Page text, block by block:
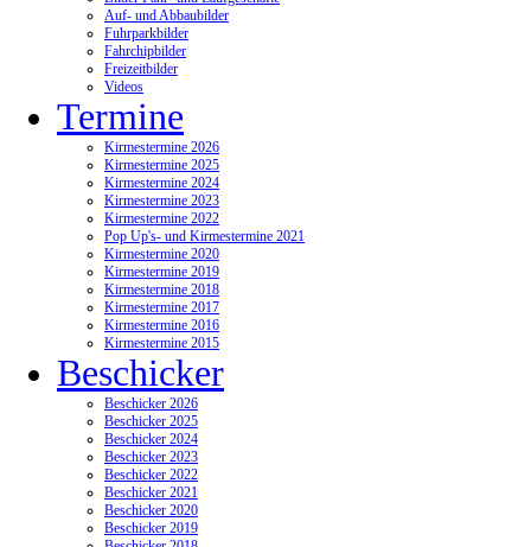
Auf- und Abbaubilder
Fuhrparkbilder
Fahrchipbilder
Freizeitbilder
Videos
Termine
Kirmestermine 2026
Kirmestermine 2025
Kirmestermine 2024
Kirmestermine 2023
Kirmestermine 2022
Pop Up's- und Kirmestermine 2021
Kirmestermine 2020
Kirmestermine 2019
Kirmestermine 2018
Kirmestermine 2017
Kirmestermine 2016
Kirmestermine 2015
Beschicker
Beschicker 2026
Beschicker 2025
Beschicker 2024
Beschicker 2023
Beschicker 2022
Beschicker 2021
Beschicker 2020
Beschicker 2019